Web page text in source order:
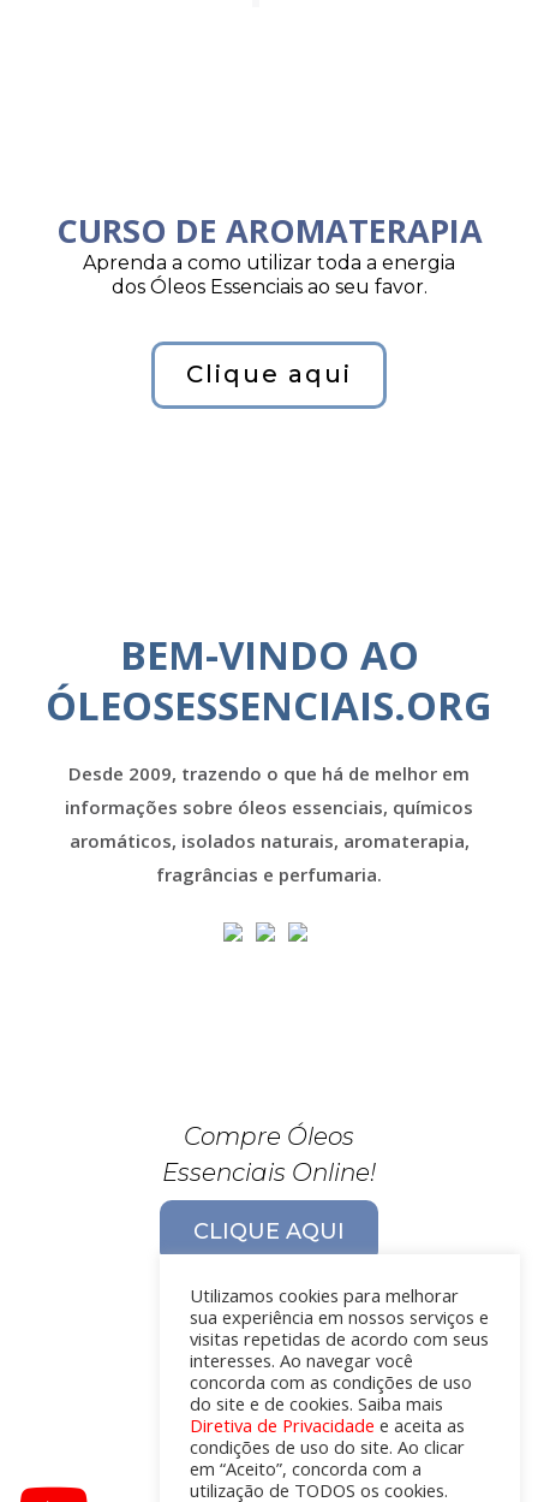
CURSO DE AROMATERAPIA
Aprenda a como utilizar toda a energia
dos Óleos Essenciais ao seu favor.
Clique aqui
BEM-VINDO AO
ÓLEOSESSENCIAIS.ORG
Desde 2009, trazendo o que há de melhor em
informações sobre óleos essenciais, químicos
aromáticos, isolados naturais, aromaterapia,
fragrâncias e perfumaria.
Compre Óleos
Essenciais Online!
CLIQUE AQUI
Utilizamos cookies para melhorar
sua experiência em nossos serviços e
visitas repetidas de acordo com seus
interesses. Ao navegar você
concorda com as condições de uso
do site e de cookies. Saiba mais
Diretiva de Privacidade e aceita as
condições de uso do site. Ao clicar
em “Aceito”, concorda com a
utilização de TODOS os cookies.